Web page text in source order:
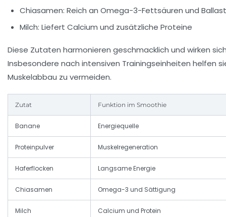
Chiasamen: Reich an Omega-3-Fettsäuren und
Milch: Liefert Calcium und zusätzliche Proteine
Diese Zutaten harmonieren geschmacklich und wirken
Insbesondere nach intensiven Trainingseinheiten helfen
Muskelabbau zu vermeiden.
Zutat Funktion im Smoothie
Banane Energiequelle
Proteinpulver Muskelregeneration
Haferflocken Langsame Energie
Chiasamen Omega-3 und Sättigung
Milch Calcium und Protein